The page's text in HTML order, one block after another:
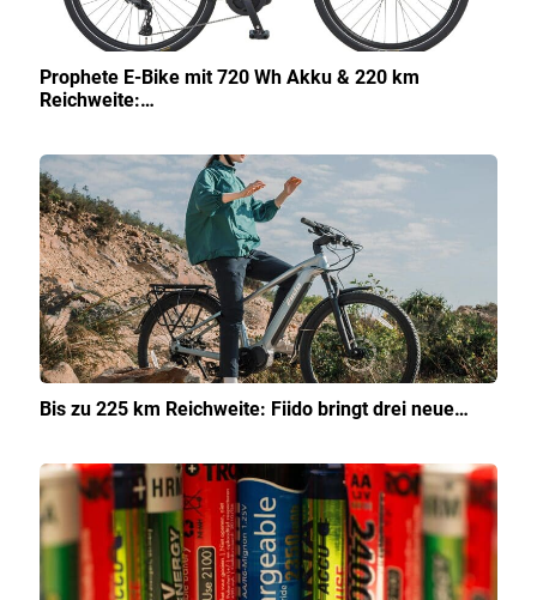
Prophete E-Bike mit 720 Wh Akku & 220 km
Reichweite:…
Bis zu 225 km Reichweite: Fiido bringt drei neue…